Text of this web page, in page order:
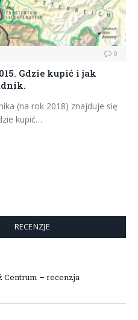
0
Gdzie kupić i jak
(na rok 2018) znajduje się
kupić…
RECENZJE
Centrum – recenzja